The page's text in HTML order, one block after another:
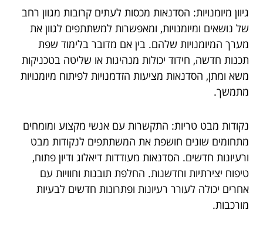
גיוון מיומנויות: הסדנאות מכסות לעתים קרובות מגוון רחב
של נושאים ומיומנויות, ומאפשרות למשתתפים לגוון את
מערך המיומנויות שלהם. בין אם מדובר בלימוד שפת
תכנות חדשה, חידוד יכולות מנהיגות או שליטה בטכניקות
משא ומתן, הסדנאות מציעות הזדמנויות לפיתוח מיומנויות
מתמשך.
נקודות מבט טריות: התקשרות עם אנשי מקצוע ומומחים
מתחומים שונים חושפת את המשתתפים לנקודות מבט
ורעיונות חדשים. הסדנאות מעודדות דיאלוג ודיון פתוח,
טיפוח יצירתיות וחדשנות. החלפת תובנות וחוויות עם
אחרים יכולה לעורר רעיונות ופתרונות חדשים לבעיות
מורכבות.